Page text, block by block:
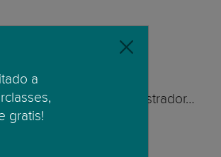
director, administrador…
y esfuerzo.
a
gratis!